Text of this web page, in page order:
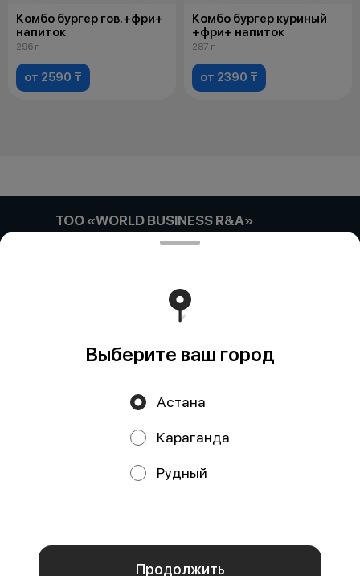
Комбо бургер гов.+фри+
напиток
296 г
от 2590 ₸
Комбо бургер куриный
+фри+ напиток
287 г
от 2390 ₸
аналитических сервисов согласно нашейполитике
конфиденциальности
ТОО «WORLD BUSINESS R&A»
Компания:: ТОО «WORLD BUSINESS R&A» Адрес::
Работает на эффективном ядре
Политика конфиденциальности
Выберите ваш город
Астана
Караганда
Рудный